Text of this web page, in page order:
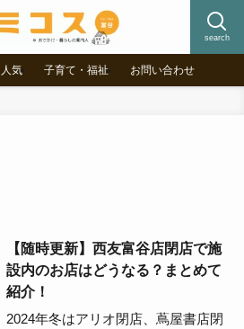
search
人気 子育て・福祉 お問い合わせ
【随時更新】西友富谷店閉店で施
設内のお店はどうなる？まとめて
紹介！
2024年冬はアリオ閉店、蔦屋書店閉